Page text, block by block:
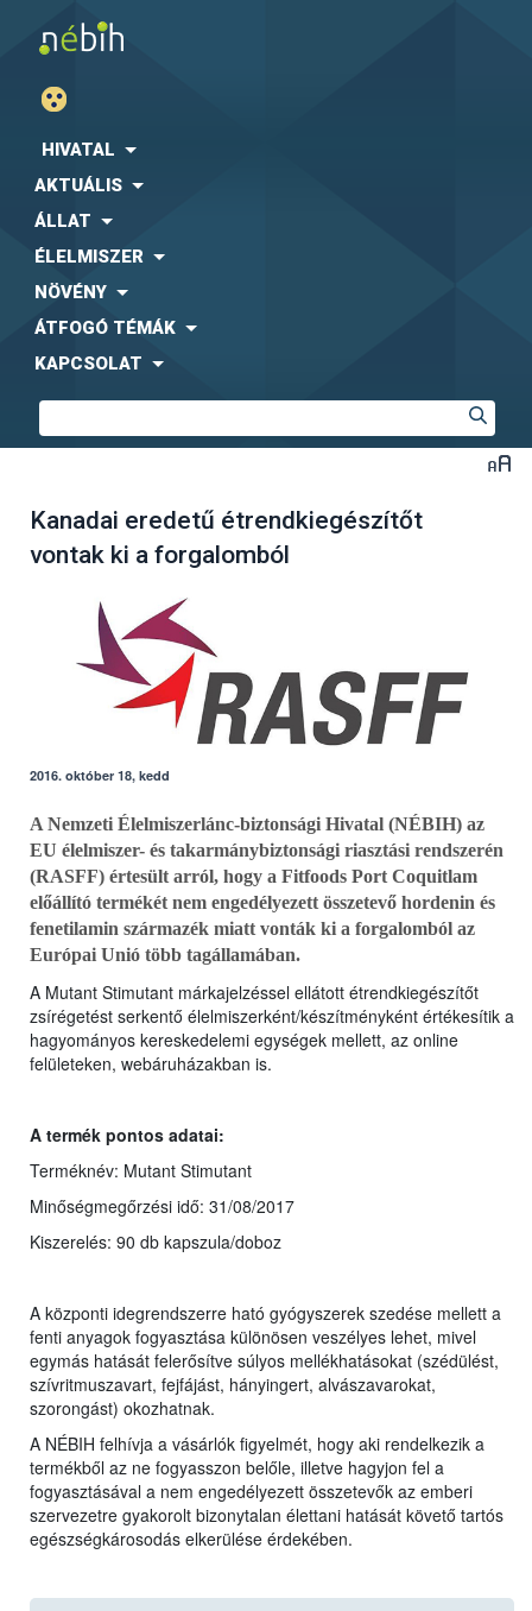
HIVATAL
AKTUÁLIS
ÁLLAT
ÉLELMISZER
NÖVÉNY
ÁTFOGÓ TÉMÁK
KAPCSOLAT
Kanadai eredetű étrendkiegészítőt
vontak ki a forgalomból
2016. október 18, kedd
A Nemzeti Élelmiszerlánc-biztonsági Hivatal (NÉBIH) az
EU élelmiszer- és takarmánybiztonsági riasztási rendszerén
(RASFF) értesült arról, hogy a Fitfoods Port Coquitlam
előállító termékét nem engedélyezett összetevő hordenin és
fenetilamin származék miatt vonták ki a forgalomból az
Európai Unió több tagállamában.
A Mutant Stimutant márkajelzéssel ellátott étrendkiegészítőt
zsírégetést serkentő élelmiszerként/készítményként értékesítik a
hagyományos kereskedelemi egységek mellett, az online
felületeken, webáruházakban is.
A termék pontos adatai:
Terméknév: Mutant Stimutant
Minőségmegőrzési idő: 31/08/2017
Kiszerelés: 90 db kapszula/doboz
A központi idegrendszerre ható gyógyszerek szedése mellett a
fenti anyagok fogyasztása különösen veszélyes lehet, mivel
egymás hatását felerősítve súlyos mellékhatásokat (szédülést,
szívritmuszavart, fejfájást, hányingert, alvászavarokat,
szorongást) okozhatnak.
A NÉBIH felhívja a vásárlók figyelmét, hogy aki rendelkezik a
termékből az ne fogyasszon belőle, illetve hagyjon fel a
fogyasztásával a nem engedélyezett összetevők az emberi
szervezetre gyakorolt bizonytalan élettani hatását követő tartós
egészségkárosodás elkerülése érdekében.